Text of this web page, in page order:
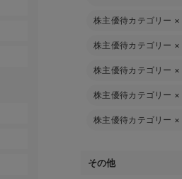
株主優待カテゴリー ×
株主優待カテゴリー ×
株主優待カテゴリー ×
株主優待カテゴリー ×
株主優待カテゴリー ×
その他